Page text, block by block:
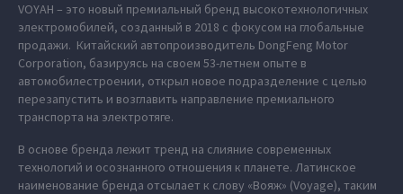
VOYAH – это новый премиальный бренд высокотехнологичных
электромобилей, созданный в 2018 с фокусом на глобальные
продажи. Китайский автопроизводитель DongFeng Motor
Corporation, базируясь на своем 53-летнем опыте в
автомобилестроении, открыл новое подразделение с целью
перезапустить и возглавить направление премиального
транспорта на электротяге.
В основе бренда лежит тренд на слияние современных
технологий и осознанного отношения к планете. Латинское
наименование бренда отсылает к слову «Вояж» (Voyage), таким